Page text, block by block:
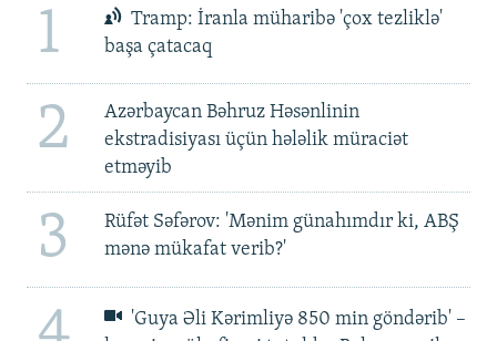
1
Tramp: İranla müharibə 'çox tezliklə'
başa çatacaq
2
Azərbaycan Bəhruz Həsənlinin
ekstradisiyası üçün hələlik müraciət
etməyib
3
Rüfət Səfərov: 'Mənim günahımdır ki, ABŞ
mənə mükafat verib?'
'Guya Əli Kərimliyə 850 min göndərib' –